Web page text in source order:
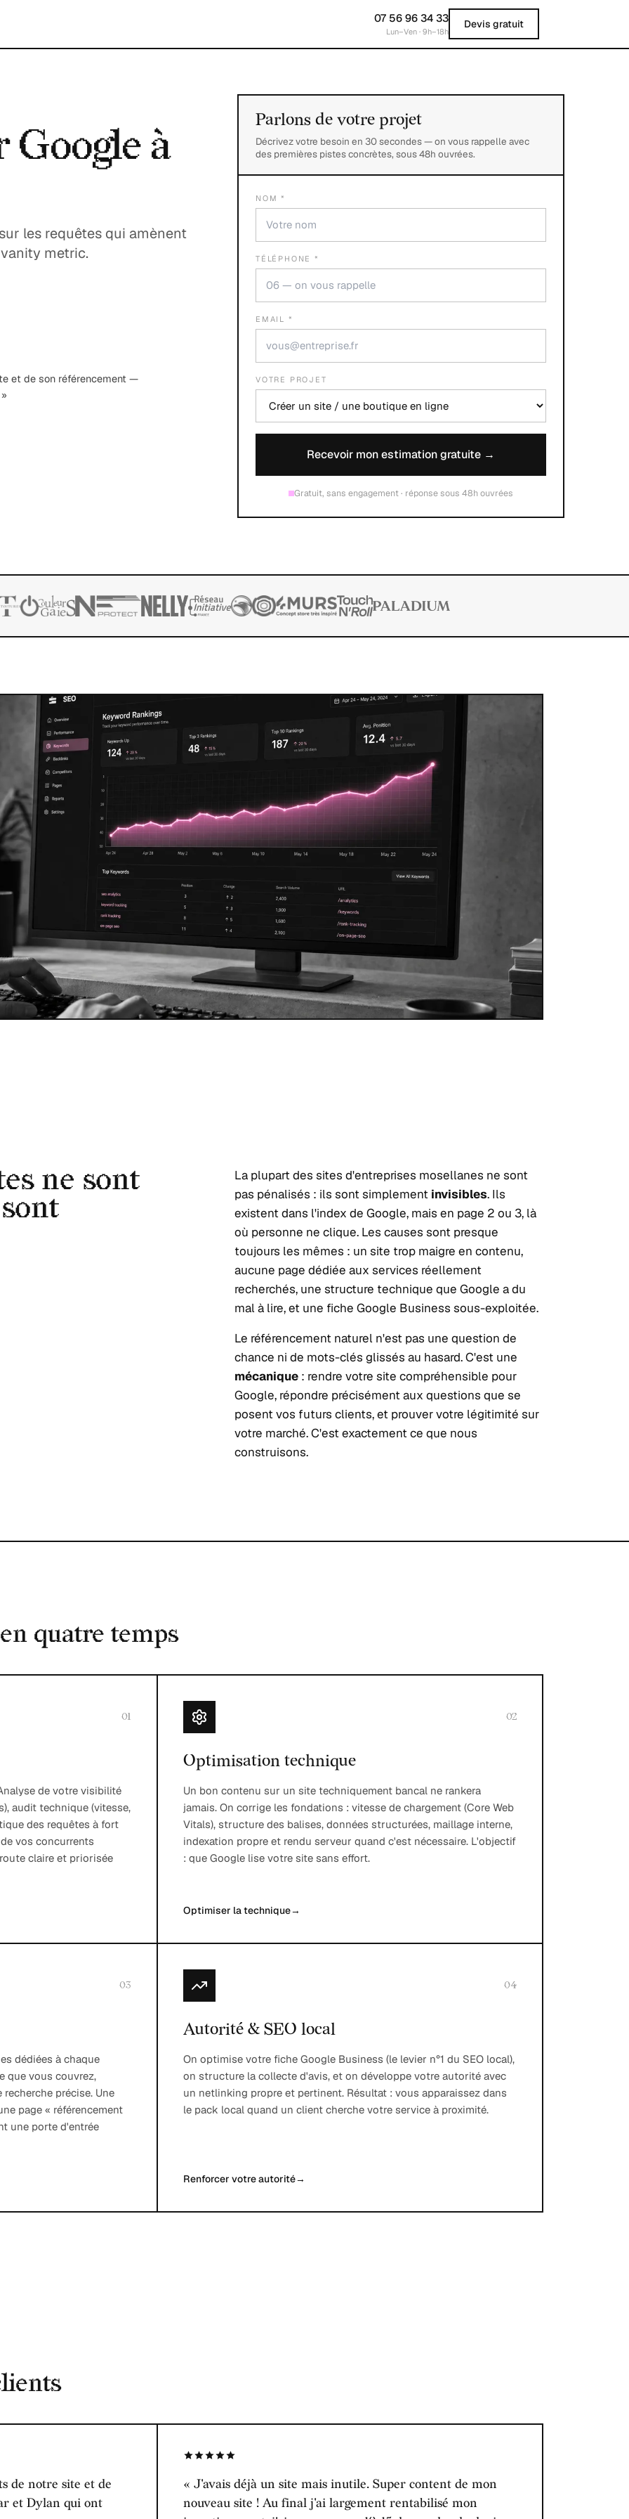
07 56 96 34 33
Lun–Ven · 9h–18h
Devis gratuit
à
les requêtes qui amènent
metric.
et de son référencement —
Parlons de votre projet
Décrivez votre besoin en 30 secondes — on vous rappelle avec
des premières pistes concrètes, sous 48h ouvrées.
NOM *
TÉLÉPHONE *
EMAIL *
VOTRE PROJET
Recevoir mon estimation gratuite →
Gratuit, sans engagement · réponse sous 48h ouvrées
ne sont
La plupart des sites d'entreprises mosellanes ne sont
pas pénalisés : ils sont simplement invisibles. Ils
existent dans l'index de Google, mais en page 2 ou 3, là
où personne ne clique. Les causes sont presque
toujours les mêmes : un site trop maigre en contenu,
aucune page dédiée aux services réellement
recherchés, une structure technique que Google a du
mal à lire, et une fiche Google Business sous-exploitée.
Le référencement naturel n'est pas une question de
chance ni de mots-clés glissés au hasard. C'est une
mécanique: rendre votre site compréhensible pour
Google, répondre précisément aux questions que se
posent vos futurs clients, et prouver votre légitimité sur
votre marché. C'est exactement ce que nous
construisons.
quatre temps
01
de votre visibilité
audit technique (vitesse,
des requêtes à fort
vos concurrents
claire et priorisée
02
Optimisation technique
Un bon contenu sur un site techniquement bancal ne rankera
jamais. On corrige les fondations : vitesse de chargement (Core Web
Vitals), structure des balises, données structurées, maillage interne,
indexation propre et rendu serveur quand c'est nécessaire. L'objectif
: que Google lise votre site sans effort.
Optimiser la technique→
03
dédiées à chaque
que vous couvrez,
précise. Une
page « référencement
une porte d'entrée
04
Autorité & SEO local
On optimise votre fiche Google Business (le levier n°1 du SEO local),
on structure la collecte d'avis, et on développe votre autorité avec
un netlinking propre et pertinent. Résultat : vous apparaissez dans
le pack local quand un client cherche votre service à proximité.
Renforcer votre autorité→
de notre site et de
et Dylan qui ont
« J'avais déjà un site mais inutile. Super content de mon
nouveau site ! Au final j'ai largement rentabilisé mon